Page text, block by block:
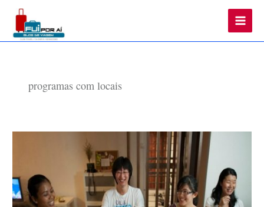
Main
programas com locais